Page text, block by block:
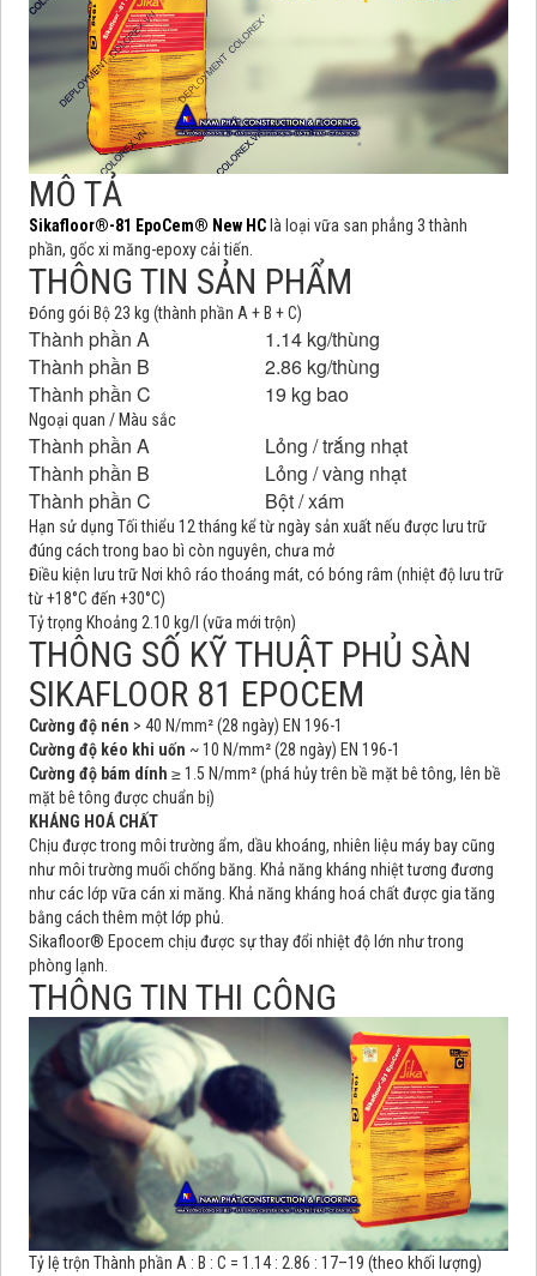
MÔ TẢ
Sikafloor®-81 EpoCem® New HC là loại vữa san phẳng 3 thành
phần, gốc xi măng-epoxy cải tiến.
THÔNG TIN SẢN PHẨM
Đóng gói Bộ 23 kg (thành phần A + B + C)
Thành phần A
1.14 kg/thùng
Thành phần B
2.86 kg/thùng
Thành phần C
19 kg bao
Ngoại quan / Màu sắc
Thành phần A
Lỏng / trắng nhạt
Thành phần B
Lỏng / vàng nhạt
Thành phần C
Bột / xám
Hạn sử dụng Tối thiểu 12 tháng kể từ ngày sản xuất nếu được lưu trữ
đúng cách trong bao bì còn nguyên, chưa mở
Điều kiện lưu trữ Nơi khô ráo thoáng mát, có bóng râm (nhiệt độ lưu trữ
từ +18°C đến +30°C)
Tỷ trọng Khoảng 2.10 kg/l (vữa mới trộn)
THÔNG SỐ KỸ THUẬT PHỦ SÀN
SIKAFLOOR 81 EPOCEM
Cường độ nén > 40 N/mm² (28 ngày) EN 196-1
Cường độ kéo khi uốn ~ 10 N/mm² (28 ngày) EN 196-1
Cường độ bám dính ≥ 1.5 N/mm² (phá hủy trên bề mặt bê tông, lên bề
mặt bê tông được chuẩn bị)
KHÁNG HOÁ CHẤT
Chịu được trong môi trường ẩm, dầu khoáng, nhiên liệu máy bay cũng
như môi trường muối chống băng. Khả năng kháng nhiệt tương đương
như các lớp vữa cán xi măng. Khả năng kháng hoá chất được gia tăng
bằng cách thêm một lớp phủ.
Sikafloor® Epocem chịu được sự thay đổi nhiệt độ lớn như trong
phòng lạnh.
THÔNG TIN THI CÔNG
Tỷ lệ trộn Thành phần A : B : C = 1.14 : 2.86 : 17–19 (theo khối lượng)